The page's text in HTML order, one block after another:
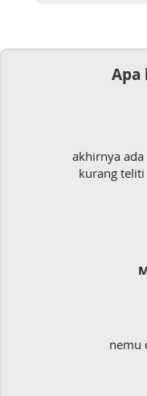
Apa
akhirnya ada yang bisa
kurang teliti seperti
,
nemu ditiktokk,